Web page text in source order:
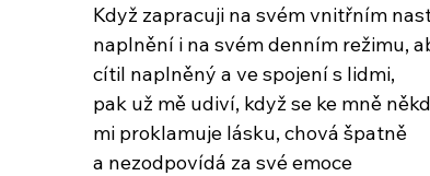
Když zapracuji na svém vnitřním
naplnění i na svém denním režimu,
cítil naplněný a ve spojení s lidmi,
pak už mě udiví, když se ke mně
mi proklamuje lásku, chová špatně
a nezodpovídá za své emoce